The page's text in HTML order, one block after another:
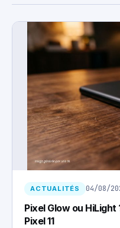
ACTUALITÉS 04/08/
Pixel Glow ou HiLight
Pixel 11